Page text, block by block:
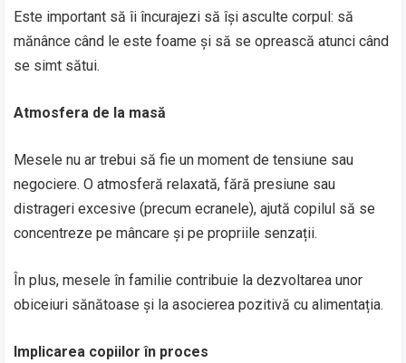
Este important să îi încurajezi să își asculte corpul: să
mănânce când le este foame și să se oprească atunci când
se simt sătui.
Atmosfera de la masă
Mesele nu ar trebui să fie un moment de tensiune sau
negociere. O atmosferă relaxată, fără presiune sau
distrageri excesive (precum ecranele), ajută copilul să se
concentreze pe mâncare și pe propriile senzații.
În plus, mesele în familie contribuie la dezvoltarea unor
obiceiuri sănătoase și la asocierea pozitivă cu alimentația.
Implicarea copiilor în proces